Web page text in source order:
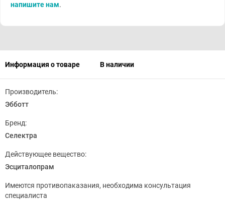
напишите нам.
Информация о товаре В наличии
Производитель:
Эбботт
Бренд:
Селектра
Действующее вещество:
Эсциталопрам
Имеются противопаказания, необходима консультация
специалиста